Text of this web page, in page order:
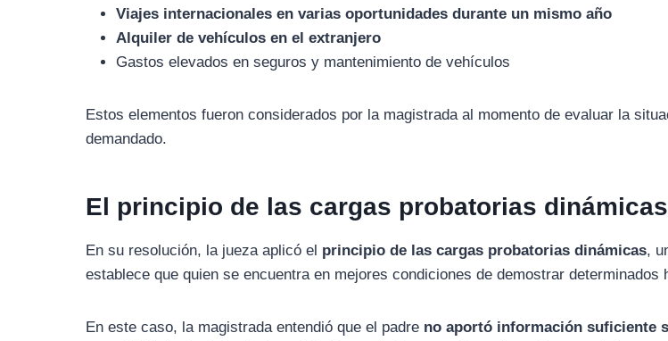
Viajes internacionalesenvariasoportunidadesdurante un mismoaño
Alquilerdevehículosenelextranjero
Gastoselevadosensegurosy mantenimientodevehículos
Estoselementosfueronconsiderados por la magistradaal momentodeevaluar la
demandado.
El principio de las cargas probatorias dinámicas
Ensu resolución, la juezaaplicóel principiode lascargas probatoriasdinámicas,
establecequequienseencuentraen mejorescondicionesdedemostrardeterminados
Enestecaso, la magistradaentendióqueel padre noaportó informaciónsuficiente